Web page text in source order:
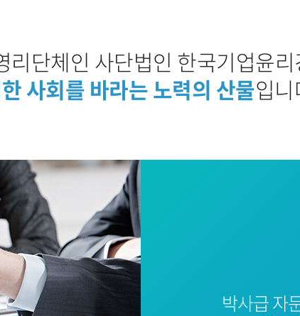
리단체인 사단법인 한국기업윤
사회를 바라는 노력의 산물입
박사급 자